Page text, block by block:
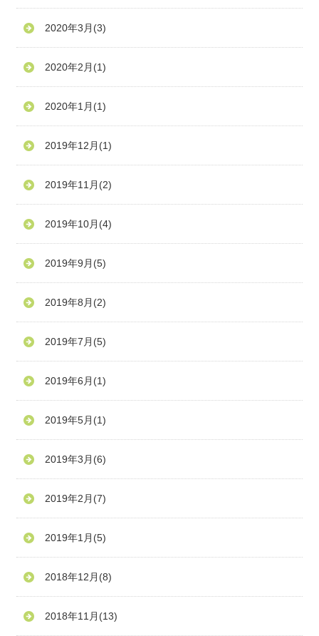
2020年3月 (3)
2020年2月 (1)
2020年1月 (1)
2019年12月 (1)
2019年11月 (2)
2019年10月 (4)
2019年9月 (5)
2019年8月 (2)
2019年7月 (5)
2019年6月 (1)
2019年5月 (1)
2019年3月 (6)
2019年2月 (7)
2019年1月 (5)
2018年12月 (8)
2018年11月 (13)